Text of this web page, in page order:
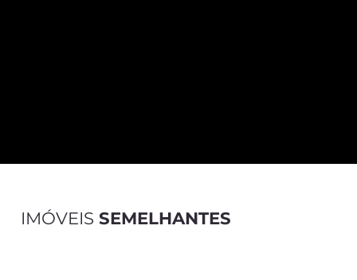
IMÓVEISSEMELHANTES